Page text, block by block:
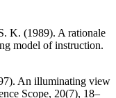
K. (1989). A rationale
model of instruction.
An illuminating view
Scope, 20(7), 18–